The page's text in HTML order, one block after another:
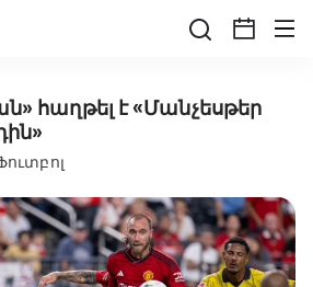
հաղթել է «Մանչեսթեր